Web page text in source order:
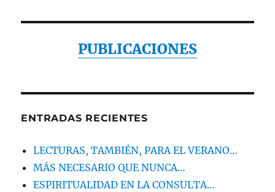
PUBLICACIONES
ENTRADAS RECIENTES
LECTURAS, TAMBIÉN, PARA EL VERANO…
MÁS NECESARIO QUE NUNCA…
ESPIRITUALIDAD EN LA CONSULTA…